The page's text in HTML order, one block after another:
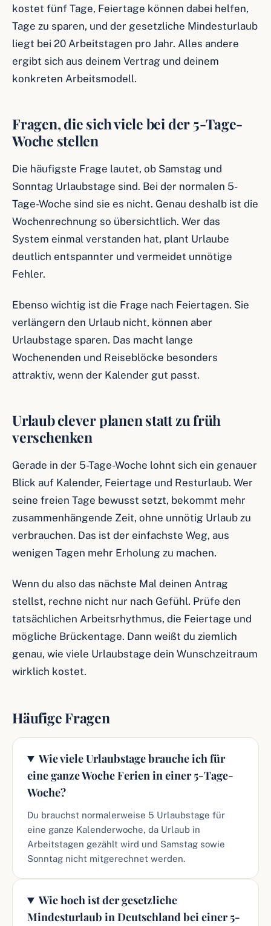
kostet fünf Tage, Feiertage können dabei helfen,
Tage zu sparen, und der gesetzliche Mindesturlaub
liegt bei 20 Arbeitstagen pro Jahr. Alles andere
ergibt sich aus deinem Vertrag und deinem
konkreten Arbeitsmodell.
Fragen, die sich viele bei der 5-Tage-
Woche stellen
Die häufigste Frage lautet, ob Samstag und
Sonntag Urlaubstage sind. Bei der normalen 5-
Tage-Woche sind sie es nicht. Genau deshalb ist die
Wochenrechnung so übersichtlich. Wer das
System einmal verstanden hat, plant Urlaube
deutlich entspannter und vermeidet unnötige
Fehler.
Ebenso wichtig ist die Frage nach Feiertagen. Sie
verlängern den Urlaub nicht, können aber
Urlaubstage sparen. Das macht lange
Wochenenden und Reiseblöcke besonders
attraktiv, wenn der Kalender gut passt.
Urlaub clever planen statt zu früh
verschenken
Gerade in der 5-Tage-Woche lohnt sich ein genauer
Blick auf Kalender, Feiertage und Resturlaub. Wer
seine freien Tage bewusst setzt, bekommt mehr
zusammenhängende Zeit, ohne unnötig Urlaub zu
verbrauchen. Das ist der einfachste Weg, aus
wenigen Tagen mehr Erholung zu machen.
Wenn du also das nächste Mal deinen Antrag
stellst, rechne nicht nur nach Gefühl. Prüfe den
tatsächlichen Arbeitsrhythmus, die Feiertage und
mögliche Brückentage. Dann weißt du ziemlich
genau, wie viele Urlaubstage dein Wunschzeitraum
wirklich kostet.
Häufige Fragen
Wie viele Urlaubstage brauche ich für
eine ganze Woche Ferien in einer 5-Tage-
Woche?
Du brauchst normalerweise 5 Urlaubstage für
eine ganze Kalenderwoche, da Urlaub in
Arbeitstagen gezählt wird und Samstag sowie
Sonntag nicht mitgerechnet werden.
Wie hoch ist der gesetzliche
Mindesturlaub in Deutschland bei einer 5-